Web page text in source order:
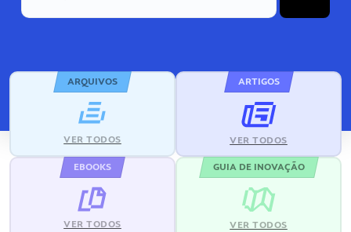
ARQUIVOS
VER TODOS
ARTIGOS
VER TODOS
EBOOKS
VER TODOS
GUIA DE INOVAÇÃO
VER TODOS